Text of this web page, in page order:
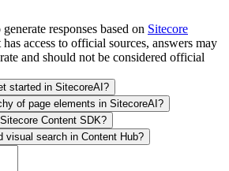
responses based on Sitecore
access to official sources, answers may
and should not be considered official
started in SitecoreAI?
of page elements in SitecoreAI?
Content SDK?
visual search in Content Hub?